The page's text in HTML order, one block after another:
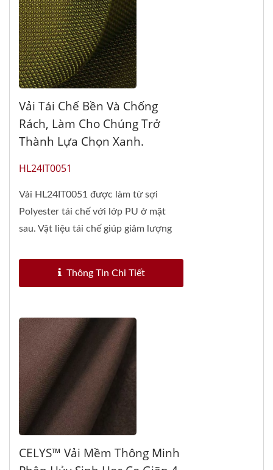
Vải Tái Chế Bền Và Chống
Rách, Làm Cho Chúng Trở
Thành Lựa Chọn Xanh.
HL24IT0051
Vải HL24IT0051 được làm từ sợi
Polyester tái chế với lớp PU ở mặt
sau. Vật liệu tái chế giúp giảm lượng
Thông Tin Chi Tiết
CELYS™ Vải Mềm Thông Minh